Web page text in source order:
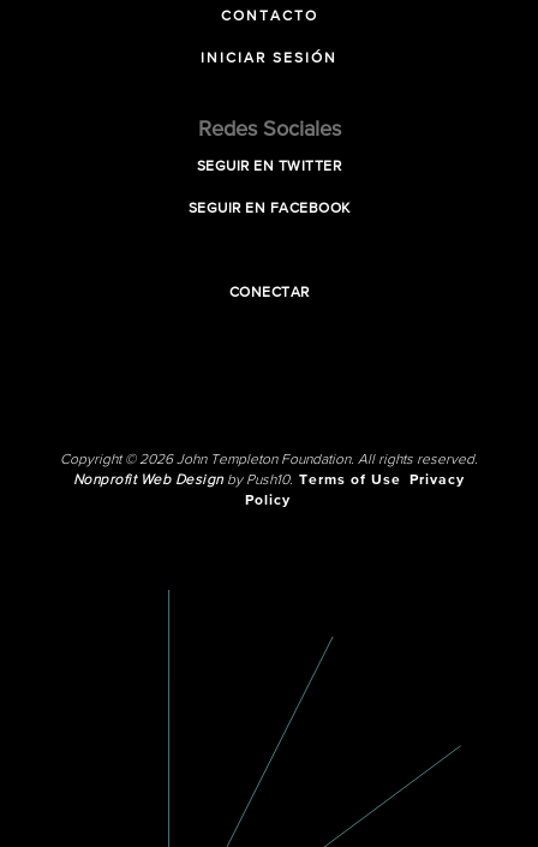
CONTACTO
INICIAR SESIÓN
Redes Sociales
SEGUIR EN TWITTER
SEGUIR EN FACEBOOK
CONECTAR
Copyright © 2026 John Templeton Foundation. All rights reserved.
Nonprofit Web Designby Push10. Terms of Use
Privacy
Policy